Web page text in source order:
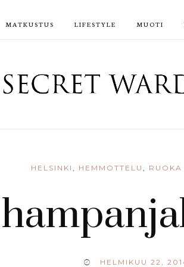
MATKUSTUS LIFESTYLE MUOTI
HELSINKI , HEMMOTTELU , RUOKA
HELMIKUU 22,